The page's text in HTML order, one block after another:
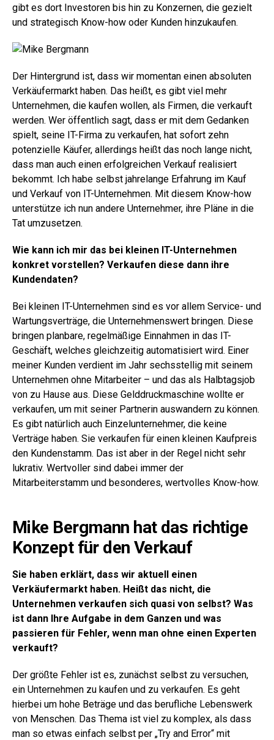
gibt es dort Investoren bis hin zu Konzernen, die gezielt
und strategisch Know-how oder Kunden hinzukaufen.
Der Hintergrund ist, dass wir momentan einen absoluten
Verkäufermarkt haben. Das heißt, es gibt viel mehr
Unternehmen, die kaufen wollen, als Firmen, die verkauft
werden. Wer öffentlich sagt, dass er mit dem Gedanken
spielt, seine IT-Firma zu verkaufen, hat sofort zehn
potenzielle Käufer, allerdings heißt das noch lange nicht,
dass man auch einen erfolgreichen Verkauf realisiert
bekommt. Ich habe selbst jahrelange Erfahrung im Kauf
und Verkauf von IT-Unternehmen. Mit diesem Know-how
unterstütze ich nun andere Unternehmer, ihre Pläne in die
Tat umzusetzen.
Wie kann ich mir das bei kleinen IT-Unternehmen
konkret vorstellen? Verkaufen diese dann ihre
Kundendaten?
Bei kleinen IT-Unternehmen sind es vor allem Service- und
Wartungsverträge, die Unternehmenswert bringen. Diese
bringen planbare, regelmäßige Einnahmen in das IT-
Geschäft, welches gleichzeitig automatisiert wird. Einer
meiner Kunden verdient im Jahr sechsstellig mit seinem
Unternehmen ohne Mitarbeiter – und das als Halbtagsjob
von zu Hause aus. Diese Gelddruckmaschine wollte er
verkaufen, um mit seiner Partnerin auswandern zu können.
Es gibt natürlich auch Einzelunternehmer, die keine
Verträge haben. Sie verkaufen für einen kleinen Kaufpreis
den Kundenstamm. Das ist aber in der Regel nicht sehr
lukrativ. Wertvoller sind dabei immer der
Mitarbeiterstamm und besonderes, wertvolles Know-how.
Mike Bergmann hat das richtige
Konzept für den Verkauf
Sie haben erklärt, dass wir aktuell einen
Verkäufermarkt haben. Heißt das nicht, die
Unternehmen verkaufen sich quasi von selbst? Was
ist dann Ihre Aufgabe in dem Ganzen und was
passieren für Fehler, wenn man ohne einen Experten
verkauft?
Der größte Fehler ist es, zunächst selbst zu versuchen,
ein Unternehmen zu kaufen und zu verkaufen. Es geht
hierbei um hohe Beträge und das berufliche Lebenswerk
von Menschen. Das Thema ist viel zu komplex, als dass
man so etwas einfach selbst per „Try and Error“ mit